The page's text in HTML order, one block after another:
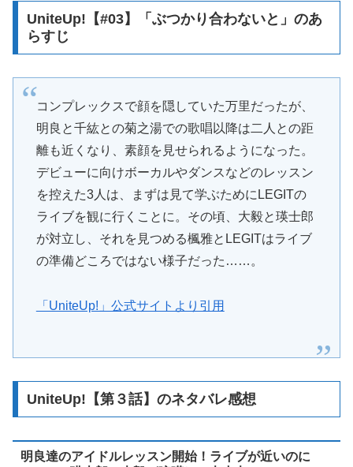
UniteUp!【#03】「ぶつかり合わないと」のあ
らすじ
コンプレックスで顔を隠していた万里だったが、
明良と千紘との菊之湯での歌唱以降は二人との距
離も近くなり、素顔を見せられるようになった。
デビューに向けボーカルやダンスなどのレッスン
を控えた3人は、まずは見て学ぶためにLEGITの
ライブを観に行くことに。その頃、大毅と瑛士郎
が対立し、それを見つめる楓雅とLEGITはライブ
の準備どころではない様子だった……。
「UniteUp!」公式サイトより引用
UniteUp!【第３話】のネタバレ感想
明良達のアイドルレッスン開始！ライブが近いのに